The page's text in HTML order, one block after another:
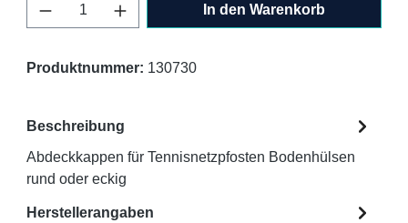
Produkt Anzahl: Gib den gewünschten
In den Warenkorb
Produktnummer: 130730
Beschreibung
Abdeckkappen für Tennisnetzpfosten Bodenhülsen
rund oder eckig
Herstellerangaben